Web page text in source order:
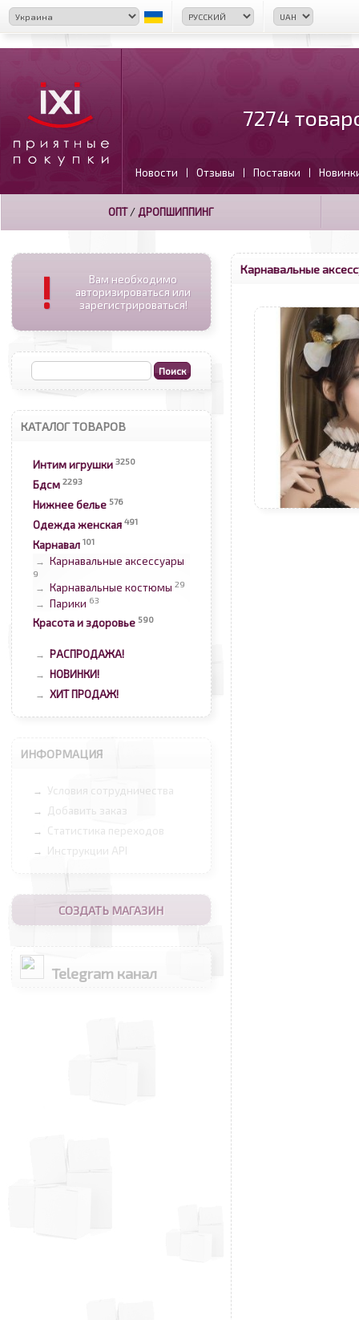
7274
Новости | Отзывы | Поставки |
ОПТ/ ДРОПШИППИНГ
!
Вам необходимо
авторизироваться или
зарегистрироваться!
КАТАЛОГ ТОВАРОВ
Интим игрушки 3250
Бдсм 2293
Нижнее белье 576
Одежда женская 491
Карнавал 101
→ Карнавальные аксессуары
9
→ Карнавальные костюмы 29
→ Парики 63
Красота и здоровье 590
→ РАСПРОДАЖА!
→ НОВИНКИ!
→ ХИТ ПРОДАЖ!
ИНФОРМАЦИЯ
→ Условия сотрудничества
→ Добавить заказ
→ Статистика переходов
→ Инструкции API
СОЗДАТЬ МАГАЗИН
Telegram канал
Карнавальные